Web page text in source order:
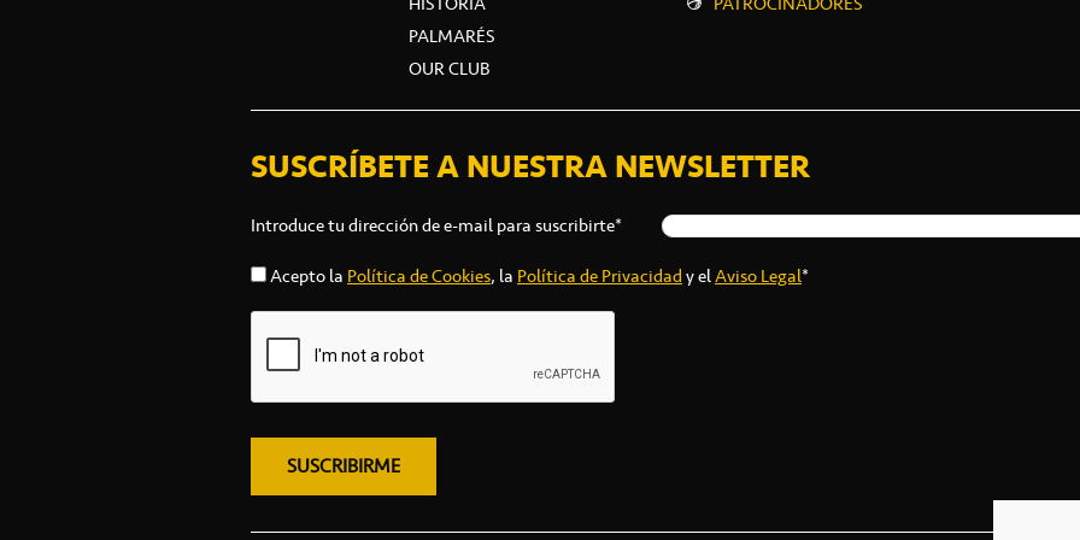
PALMARÉS
OUR CLUB
SUSCRÍBETE A NUESTRA NEWSLETTER
Introduce tu dirección de e-mail para suscribirte*
Acepto la Política de Cookies, la Política de Privacidady elAviso Legal*